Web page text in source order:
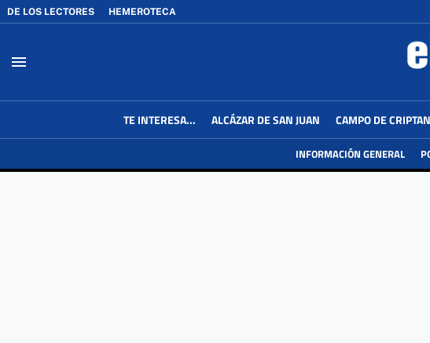
DE LOS LECTORES HEMEROTECA
menu
TE INTERESA... ALCÁZAR DE SAN JUAN CAMPO DE
INFORMACIÓN GENERAL